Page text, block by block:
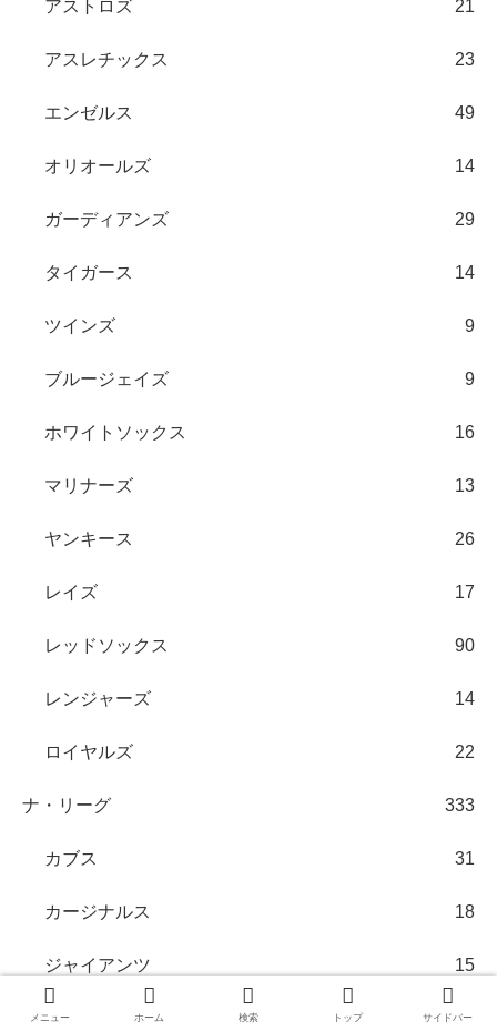
アストロズ 21
アスレチックス 23
エンゼルス 49
オリオールズ 14
ガーディアンズ 29
タイガース 14
ツインズ 9
ブルージェイズ 9
ホワイトソックス 16
マリナーズ 13
ヤンキース 26
レイズ 17
レッドソックス 90
レンジャーズ 14
ロイヤルズ 22
ナ・リーグ 333
カブス 31
カージナルス 18
ジャイアンツ 15
ダイヤモンドバックス 9
メニュー ホーム 検索 トップ サイドバー